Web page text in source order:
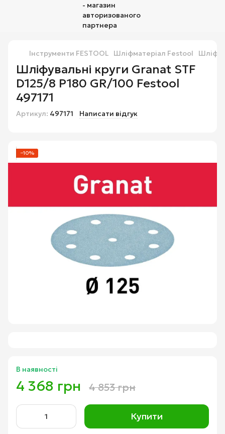
Інструменти FESTOOL Шліфматеріал Festool
Шліфувальні круги Granat STF
D125/8 P180 GR/100 Festool
497171
Артикул: 497171 Написати відгук
−10%
В наявності
4 368 грн 4 853 грн
Купити